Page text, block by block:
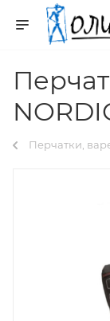
Перчатки,